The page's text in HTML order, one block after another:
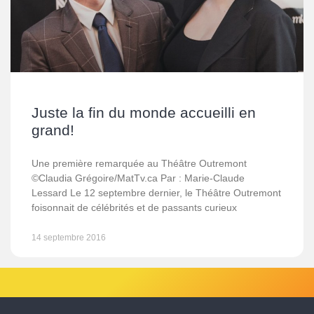
Juste la fin du monde accueilli en
grand!
Une première remarquée au Théâtre Outremont
©Claudia Grégoire/MatTv.ca Par : Marie-Claude
Lessard Le 12 septembre dernier, le Théâtre Outremont
foisonnait de célébrités et de passants curieux
14 septembre 2016